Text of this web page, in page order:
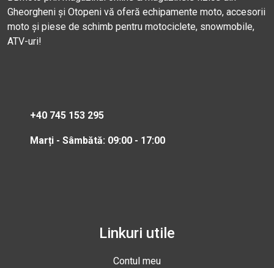
Gheorgheni și Otopeni vă oferă echipamente moto, accesorii
moto și piese de schimb pentru motociclete, snowmobile,
ATV-uri!
+40 745 153 295
Marți - Sâmbătă: 09:00 - 17:00
Linkuri utile
Contul meu